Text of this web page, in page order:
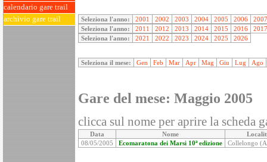
calendario gare trail
archivio gare trail
Seleziona l'anno: 2001 2002 2003 2004 2005 2006
2007
Seleziona l'anno:
2011 2012 2013 2014 2015 2016
2017
Seleziona l'anno:
2021 2022 2023 2024 2025 2026
Seleziona il mese: Gen Feb Mar Apr Mag Giu Lug Ago
Gare del mese: Maggio 2005
clicca sul nome per aprire la scheda
Data Nome
08/05/2005
Ecomaratona dei Marsi 10ª edizione Collelongo